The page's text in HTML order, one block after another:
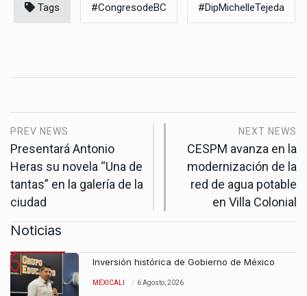
Tags #CongresodeBC #DipMichelleTejeda
PREV NEWS
Presentará Antonio
Heras su novela “Una de
tantas” en la galería de la
ciudad
NEXT NEWS
CESPM avanza en la
modernización de la
red de agua potable
en Villa Colonial
Noticias
Inversión histórica de Gobierno de México
MEXICALI 6 Agosto, 2026